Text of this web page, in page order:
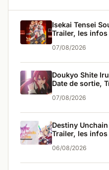
Isekai Tensei
Trailer, les infos
07/08/2026
Doukyo Shite
Date de sortie,
07/08/2026
Destiny
Trailer, les infos
06/08/2026